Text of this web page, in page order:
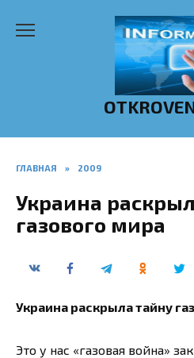
ГЛАВНАЯ » 2009
Украина
газового мира
Украина раскрыла тайну
Это у нас «газовая война»